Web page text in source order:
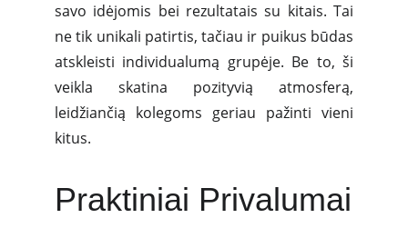
savo idėjomis bei rezultatais su kitais. Tai
ne tik unikali patirtis, tačiau ir puikus būdas
atskleisti individualumą grupėje. Be to, ši
veikla skatina pozityvią atmosferą,
leidžiančią kolegoms geriau pažinti vieni
kitus.
Praktiniai Privalumai